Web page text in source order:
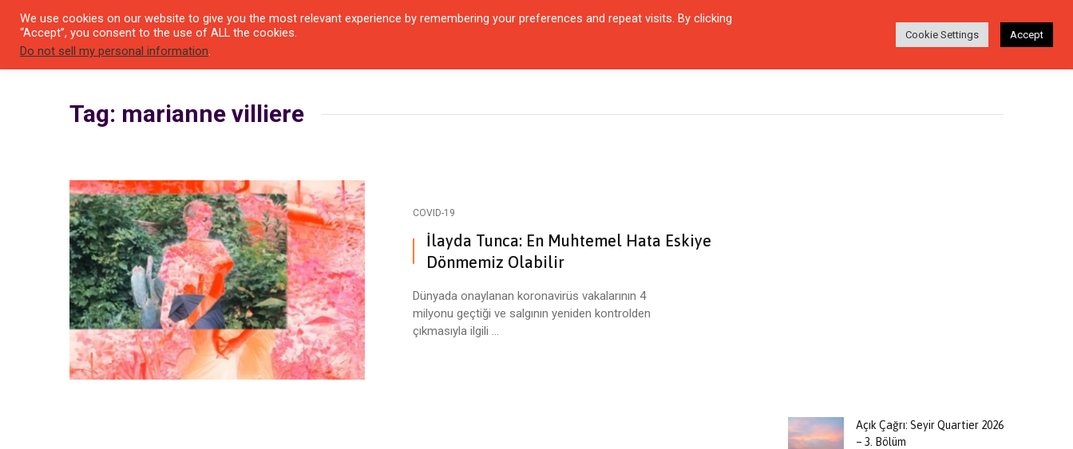
SEYIR QUARTIER KARŞILAŞMALAR ZAMANIN İÇINDEN SÖYLEŞI Login Ara
Tag: marianne villiere
COVID-19
İlayda Tunca: En Muhtemel Hata Eskiye
Dönmemiz Olabilir
Dünyada onaylanan koronavirüs vakalarının 4
milyonu geçtiği ve salgının yeniden kontrolden
çıkmasıyla ilgili ...
Açık Çağrı: Seyir Quartier 2026
– 3. Bölüm
We use cookies on our website to give you the most relevant experience by remembering your preferences and repeat visits. By clicking
“Accept”, you consent to the use of ALL the cookies.
Do not sell my personal information.
Cookie Settings Accept